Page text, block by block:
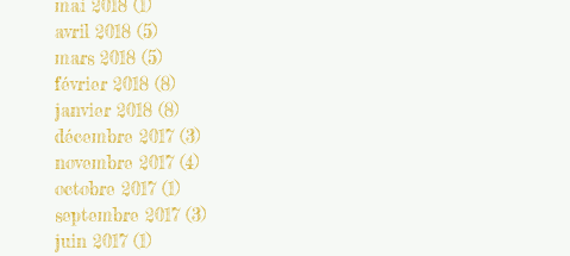
mai 2018 (1)
avril 2018 (5)
mars 2018 (5)
février 2018 (8)
janvier 2018 (8)
décembre 2017 (3)
novembre 2017 (4)
octobre 2017 (1)
septembre 2017 (3)
juin 2017 (1)